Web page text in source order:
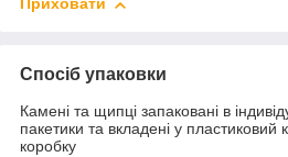
Приховати
Спосіб упаковки
Камені та щипці запаковані в
пакетики та вкладені у
коробку